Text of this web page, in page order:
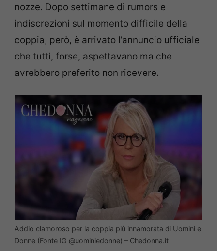
nozze. Dopo settimane di rumors e
indiscrezioni sul momento difficile della
coppia, però, è arrivato l’annuncio ufficiale
che tutti, forse, aspettavano ma che
avrebbero preferito non ricevere.
Addio clamoroso per la coppia più innamorata di Uomini e
Donne (Fonte IG @uominiedonne) – Chedonna.it